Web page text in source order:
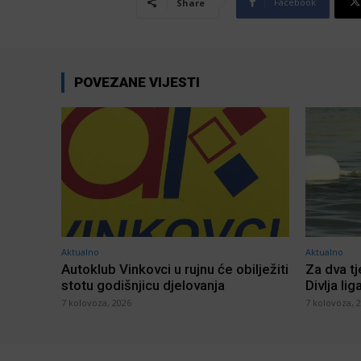
Share
POVEZANE VIJESTI
Aktualno
Autoklub Vinkovci u rujnu će obilježiti
stotu godišnjicu djelovanja
7 kolovoza, 2026
Aktualno
Za dva
Divlja
7 kolovoza,